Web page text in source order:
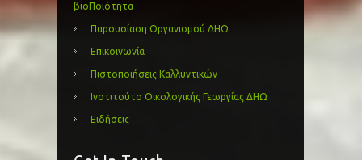
βιοΠοιότητα
Παρουσίαση Οργανισμού ΔΗΩ
Επικοινωνία
Πιστοποιήσεις Καλλυντικών
Ινστιτούτο Οικολογικής Γεωργίας ΔΗΩ
Ειδήσεις